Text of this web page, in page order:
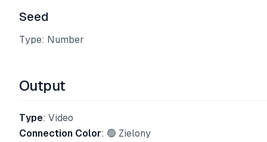
Seed
Type: Number
Output
Type: Video
Connection Color: 🟢 Zielony